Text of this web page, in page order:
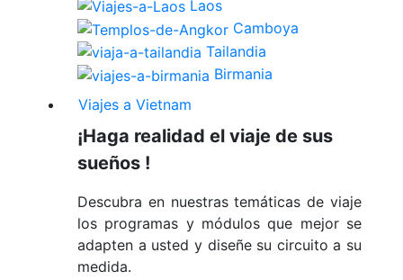
Laos
Camboya
Tailandia
Birmania
Viajes a Vietnam
¡Haga realidad el viaje de sus
sueños !
Descubra en nuestras temáticas de viaje
los programas y módulos que mejor se
adapten a usted y diseñe su circuito a su
medida.